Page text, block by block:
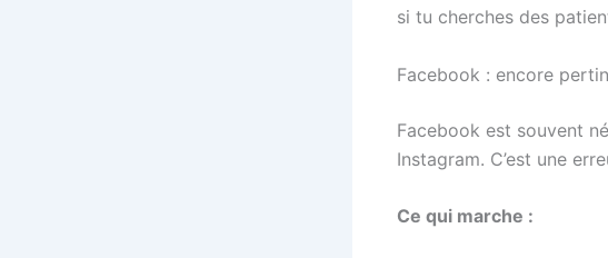
si tu cherches des
Facebook : encore
Facebook est souvent
Instagram. C’est une
Ce qui marche :